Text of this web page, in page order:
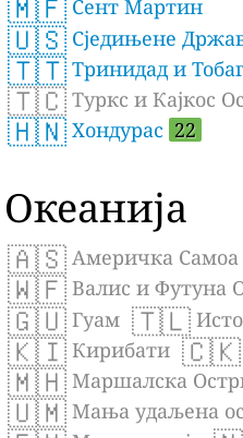
🇲🇫 Сент Мартин
🇺🇸 Сједињене
🇹🇹 Тринидад и
🇹🇨 Туркс и Кајкос
🇭🇳 Хондурас 22
Океанија
🇦🇸 Америчка Самоа
🇼🇫 Валис и Футуна
🇬🇺 Гуам 🇹🇱
🇰🇮 Кирибати 🇨🇰
🇲🇭 Маршалска
🇺🇲 Мања удаљена